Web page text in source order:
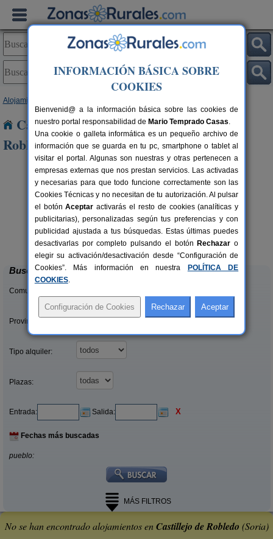
Alojamientos
Casas Rurales cerca de Castillejo de
Robledo
2+1 pers.
desde75 €
La Galiana Loft Nature
Casarejos (Soria)
Buscar
Comunidades:
Provincias/Islas:
Tipo alquiler:
Plazas:
Entrada: Salida: X
Fechas más buscadas
pueblo:
MÁS FILTROS
No se han encontrado alojamientos enCastillejo de Robledo (Soria)
INFORMACIÓN BÁSICA SOBRE
COOKIES
Bienvenid@ a la información básica sobre las cookies de
nuestro portal responsabilidad de Mario Temprado Casas.
Una cookie o galleta informática es un pequeño archivo de
información que se guarda en tu pc, smartphone o tablet al
visitar el portal. Algunas son nuestras y otras pertenecen a
empresas externas que nos prestan servicios. Las activadas
y necesarias para que todo funcione correctamente son las
Cookies Técnicas y no necesitan de tu autorización. Al pulsar
el botónAceptar activarás el resto de cookies (analíticas y
publicitarias), personalizadas según tus preferencias y con
publicidad ajustada a tus búsquedas. Estas últimas puedes
desactivarlas por completo pulsando el botón Rechazar o
elegir su activación/desactivación desde “Configuración de
Cookies”. Más información en nuestra
POLÍTICA DE
COOKIES.